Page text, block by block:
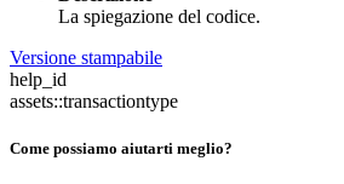
La spiegazione del codice.
Versione stampabile
help_id
assets::transactiontype
Come possiamo aiutarti meglio?